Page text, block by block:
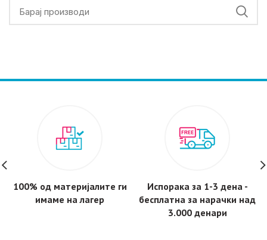
100% од материјалите ги
имаме на лагер
Испорака за 1-3 дена -
бесплатнa за нарачки над
3.000 денари